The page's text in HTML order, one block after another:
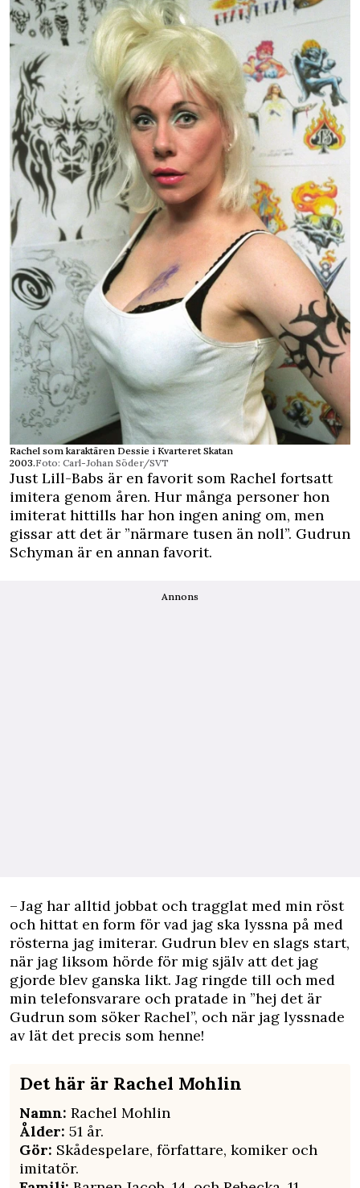
Rachel som karaktären Dessie i Kvarteret Skatan
2003.Foto: Carl-Johan Söder/SVT
Just Lill-Babs är en favorit som Rachel fortsatt
imitera genom åren. Hur många personer hon
imiterat hittills har hon ingen aning om, men
gissar att det är ”närmare tusen än noll”. Gudrun
Schyman är en annan favorit.
Annons
– Jag har alltid jobbat och tragglat med min röst
och hittat en form för vad jag ska lyssna på med
rösterna jag imiterar. Gudrun blev en slags start,
när jag liksom hörde för mig själv att det jag
gjorde blev ganska likt. Jag ringde till och med
min telefonsvarare och pratade in ”hej det är
Gudrun som söker Rachel”, och när jag lyssnade
av lät det precis som henne!
Det här är Rachel Mohlin
Namn: Rachel Mohlin
Ålder: 51 år.
Gör: Skådespelare, författare, komiker och
imitatör.